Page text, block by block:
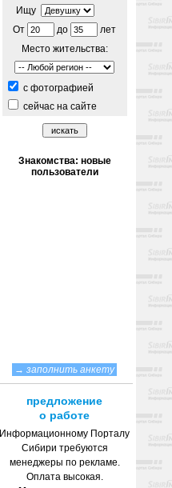
Ищу
От
до
лет
Место жительства:
c фотографией
сейчас на сайте
→ заполнить анкету
предложение
о работе
Информационному Порталу
Сибири требуются
менеджеры по рекламе.
Оплата высокая.